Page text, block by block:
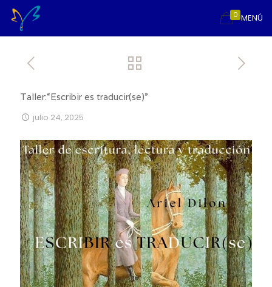
MENÚ
0
Taller:“Escribir es traducir(se)”
julio 24, 2025